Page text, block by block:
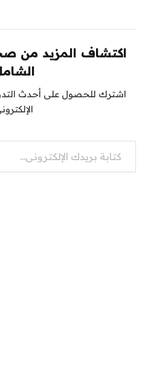
اكتشاف المزيد من
اشترك للحصول على أحدث
كتابة بريدك الإلكتروني...